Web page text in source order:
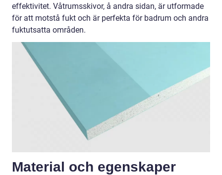
effektivitet. Våtrumsskivor, å andra sidan, är utformade
för att motstå fukt och är perfekta för badrum och andra
fuktutsatta områden.
Material och egenskaper